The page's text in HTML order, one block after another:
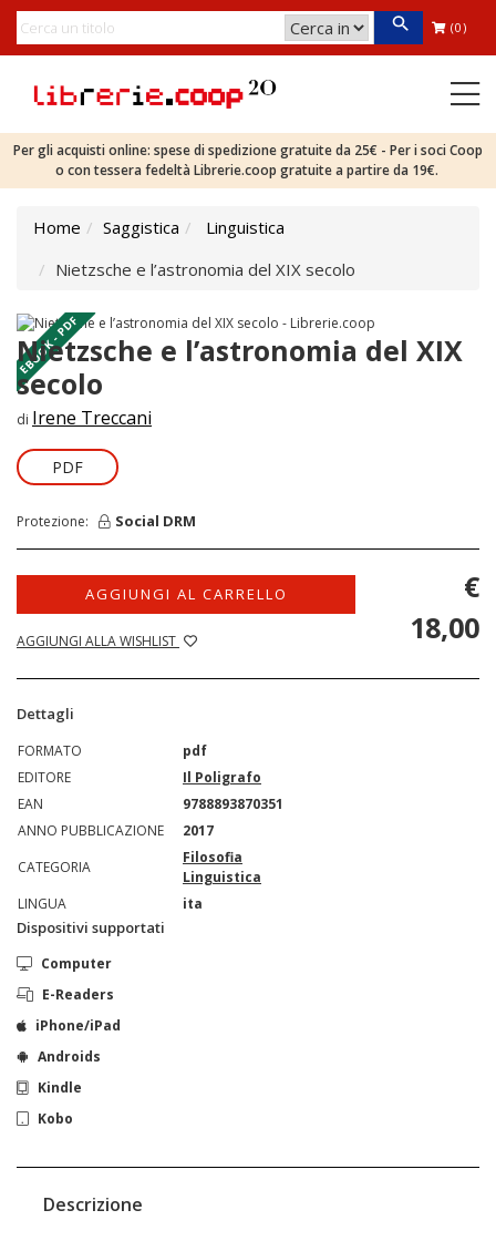
(0)
Per gli acquisti online: spese di spedizione gratuite da 25€ - Per i soci Coop
o con tessera fedeltà Librerie.coop gratuite a partire da 19€.
Home Saggistica
Linguistica
Nietzsche e l’astronomia del XIX secolo
EBOOK - PDF
Nietzsche e l’astronomia del XIX
secolo
di Irene Treccani
PDF
Protezione: Social DRM
AGGIUNGI AL CARRELLO
AGGIUNGI ALLA WISHLIST
€
18,00
Dettagli
FORMATO
pdf
EDITORE
Il Poligrafo
EAN
9788893870351
ANNO PUBBLICAZIONE
2017
CATEGORIA
Filosofia
Linguistica
LINGUA
ita
Dispositivi supportati
Computer
E-Readers
iPhone/iPad
Androids
Kindle
Kobo
Descrizione